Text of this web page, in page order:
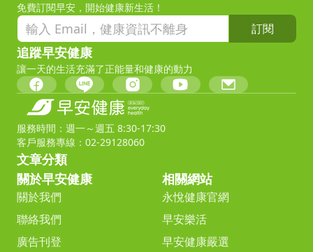
免費訂閱早安，開始健康新生活！
訂閱
追蹤早安健康
讓一天的生活充滿了正能量和健康的動力
服務時間：週一～週五 8:30-17:30
客戶服務專線：02-29128060
文章分類
關於早安健康
關於我們
聯絡我們
廣告刊登
相關網站
永悅健康官網
早安樂活
早安健康嚴選